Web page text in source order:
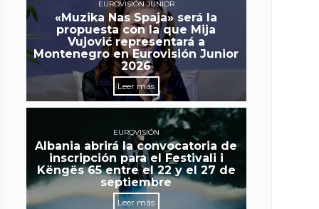
EUROVISIÓN JUNIOR
«Muzika Nas Spaja» será la
propuesta con la que Mija
Vujović representará a
Montenegro en Eurovisión Junior
2026
Leer más
EUROVISIÓN
Albania abrirá la convocatoria de
inscripción para el Festivali i
Këngës 65 entre el 22 y el 27 de
septiembre
Leer más